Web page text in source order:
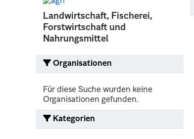
Landwirtschaft, Fischerei,
Forstwirtschaft und
Nahrungsmittel
Organisationen
Für diese Suche wurden keine
Organisationen gefunden.
Kategorien